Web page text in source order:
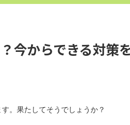
今からできる対策
。果たしてそうでしょうか？